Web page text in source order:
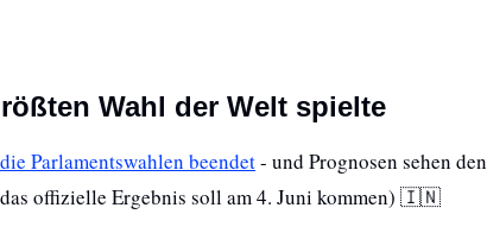
Wahl der Welt spielte
Parlamentswahlen beendet - und Prognosen sehen den
offizielle Ergebnis soll am 4. Juni kommen) 🇮🇳